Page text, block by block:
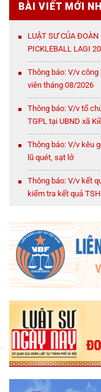
BÀI VIẾT MỚI
LUẬT SƯ CỦA
PICKLEBALL LAGI
Thông báo: V/v
viên tháng 08/2026
Thông báo: V/v tổ
TGPL tại UBND xã
Thông báo: V/v kêu
lũ quét, sạt lở
Thông báo: V/v kết
kiểm tra kết quả